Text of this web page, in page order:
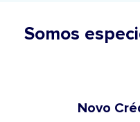
Somos
Novo